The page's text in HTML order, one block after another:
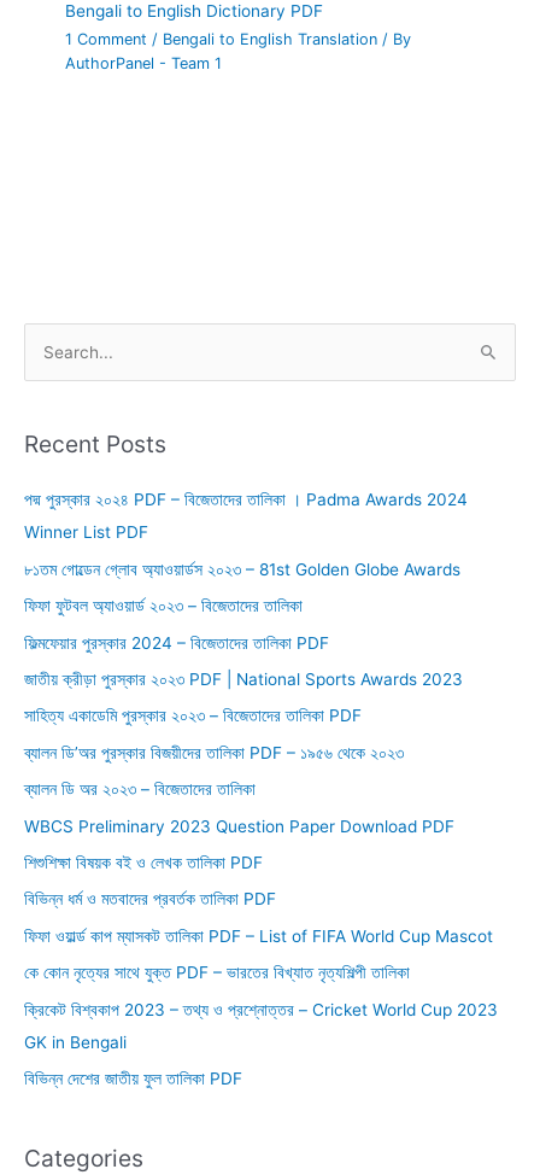
Bengali to English Dictionary PDF
1 Comment / Bengali to English Translation / By
AuthorPanel - Team 1
r
h
f
o
r
Recent Posts
পদ্ম পুরস্কার ২০২৪ PDF – বিজেতাদের তালিকা । Padma Awards 2024
Winner List PDF
৮১তম গোল্ডেন গ্লোব অ্যাওয়ার্ডস ২০২৩ – 81st Golden Globe Awards
ফিফা ফুটবল অ্যাওয়ার্ড ২০২৩ – বিজেতাদের তালিকা
ফিল্মফেয়ার পুরস্কার 2024 – বিজেতাদের তালিকা PDF
জাতীয় ক্রীড়া পুরস্কার ২০২৩ PDF | National Sports Awards 2023
সাহিত্য একাডেমি পুরস্কার ২০২৩ – বিজেতাদের তালিকা PDF
ব্যালন ডি’অর পুরস্কার বিজয়ীদের তালিকা PDF – ১৯৫৬ থেকে ২০২৩
ব্যালন ডি অর ২০২৩ – বিজেতাদের তালিকা
WBCS Preliminary 2023 Question Paper Download PDF
শিশুশিক্ষা বিষয়ক বই ও লেখক তালিকা PDF
বিভিন্ন ধর্ম ও মতবাদের প্রবর্তক তালিকা PDF
ফিফা ওয়ার্ল্ড কাপ ম্যাসকট তালিকা PDF – List of FIFA World Cup Mascot
কে কোন নৃত্যের সাথে যুক্ত PDF – ভারতের বিখ্যাত নৃত্যশিল্পী তালিকা
ক্রিকেট বিশ্বকাপ 2023 – তথ্য ও প্রশ্নোত্তর – Cricket World Cup 2023
GK in Bengali
বিভিন্ন দেশের জাতীয় ফুল তালিকা PDF
Categories